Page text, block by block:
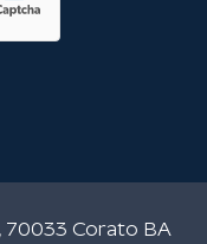
70033 Corato BA